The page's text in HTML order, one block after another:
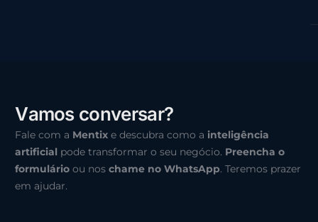
Vamos conversar?
Fale com a Mentix e descubra como a inteligência
artificial pode transformar o seu negócio. Preencha o
formulário ou noschame no WhatsApp. Teremos prazer
em ajudar.